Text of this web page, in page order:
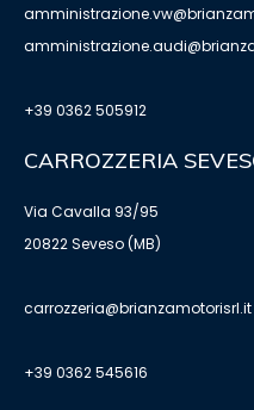
+39 0362 505912
CARROZZERIA
Via Cavalla 93/95
20822 Seveso (MB)
carrozzeria@brianzamotorisrl.it
+39 0362 545616